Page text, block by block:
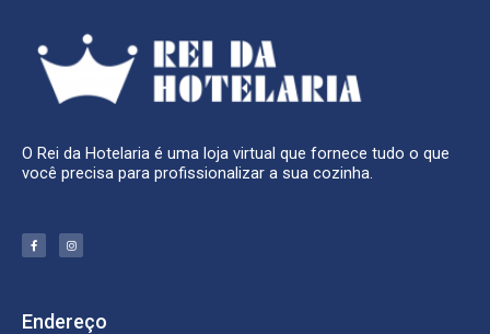
O Rei da Hotelaria é uma loja virtual que fornece tudo o que
você precisa para profissionalizar a sua cozinha.
F
a
c
k
-
I
n
s
m
Endereço